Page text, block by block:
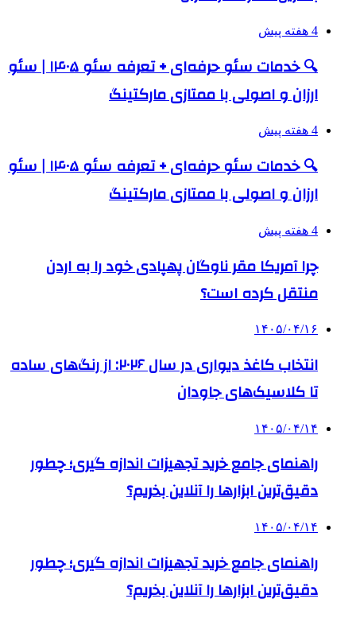
4 هفته پیش
🔍 خدمات سئو حرفه‌ای + تعرفه سئو ۱۴۰۵ | سئو
ارزان و اصولی با ممتازی مارکتینگ
4 هفته پیش
🔍 خدمات سئو حرفه‌ای + تعرفه سئو ۱۴۰۵ | سئو
ارزان و اصولی با ممتازی مارکتینگ
4 هفته پیش
چرا آمریکا مقر ناوگان پهپادی خود را به اردن
منتقل کرده است؟
۱۴۰۵/۰۴/۱۶
انتخاب کاغذ دیواری در سال ۲۰۲۶: از رنگ‌های ساده
تا کلاسیک‌های جاودان
۱۴۰۵/۰۴/۱۴
راهنمای جامع خرید تجهیزات اندازه گیری؛ چطور
دقیق‌ترین ابزارها را آنلاین بخریم؟
۱۴۰۵/۰۴/۱۴
راهنمای جامع خرید تجهیزات اندازه گیری؛ چطور
دقیق‌ترین ابزارها را آنلاین بخریم؟